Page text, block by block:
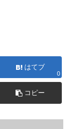
はてブ
0
コピー